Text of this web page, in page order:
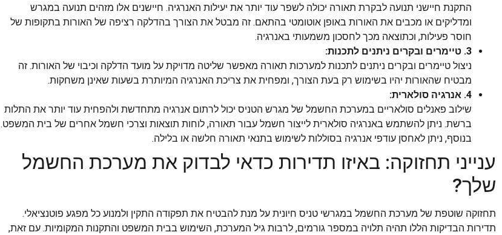
התקנת חיישני תנועה לבקרת תאורה יכולה לשפר עוד יותר את יעילות האנרגיה. חיישנים אלו מזהים תנועה במגרש
ומדליקים או מכבים את האורות באופן אוטומטי בהתאם. זה מבטל את הצורך בהדלקה רציפה של האורות בתקופות של
חוסר פעילות, וכתוצאה מכך לחסכון משמעותי באנרגיה.
3. טיימרים ובקרים ניתנים לתכנות:
ניצול טיימרים ובקרים ניתנים לתכנות למערכות תאורה מאפשר שליטה מדויקת על מועד הדלקה וכיבוי של האורות. זה
מבטיח שהאורות יהיו בשימוש רק בעת הצורך, ומפחית את צריכת האנרגיה המיותרת בשעות שאינן משחקות.
4. אנרגיה סולארית:
שילוב פאנלים סולאריים במערכת החשמל של מגרש הטניס יכול לרתום אנרגיה מתחדשת ולהפחית עוד יותר את התלות
ברשת. ניתן להשתמש באנרגיה סולארית לייצור חשמל עבור תאורה, לוחות תוצאות וצרכי חשמל אחרים של בית המשפט.
בנוסף, ניתן לאחסן עודפי אנרגיה בסוללות לשימוש בתנאי תאורה חלשה או בלילה.
ענייני תחזוקה: באיזו תדירות כדאי לבדוק את מערכת החשמל
שלך?
תחזוקה שוטפת של מערכת החשמל במגרשי טניס חיונית על מנת להבטיח את תפקודה התקין ולמנוע כל מפגע פוטנציאלי.
תדירות הבדיקות הללו תהיה תלויה במספר גורמים, לרבות גיל המערכת, השימוש בבית המשפט והתקנות המקומיות. עם זאת,